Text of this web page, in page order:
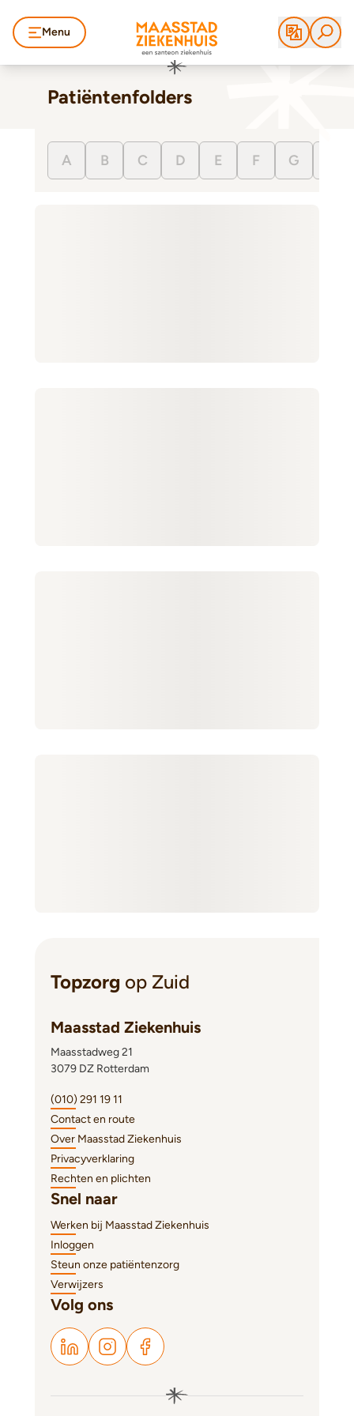
Menu
Patiëntenfolders
A B C D E F G
Topzorg op Zuid
Maasstad Ziekenhuis
Maasstadweg 21
3079 DZ Rotterdam
(010) 291 19 11
Contact en route
Over Maasstad Ziekenhuis
Privacyverklaring
Rechten en plichten
Snel naar
Werken bij Maasstad Ziekenhuis
Inloggen
Steun onze patiëntenzorg
Verwijzers
Volg ons